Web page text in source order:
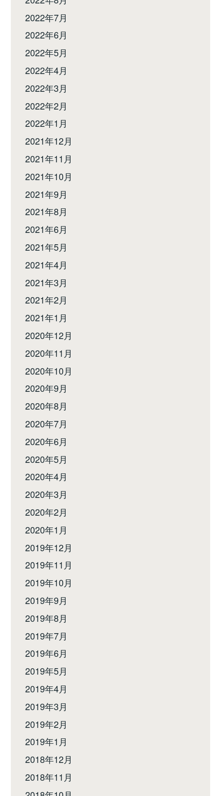
2022年7月
2022年6月
2022年5月
2022年4月
2022年3月
2022年2月
2022年1月
2021年12月
2021年11月
2021年10月
2021年9月
2021年8月
2021年6月
2021年5月
2021年4月
2021年3月
2021年2月
2021年1月
2020年12月
2020年11月
2020年10月
2020年9月
2020年8月
2020年7月
2020年6月
2020年5月
2020年4月
2020年3月
2020年2月
2020年1月
2019年12月
2019年11月
2019年10月
2019年9月
2019年8月
2019年7月
2019年6月
2019年5月
2019年4月
2019年3月
2019年2月
2019年1月
2018年12月
2018年11月